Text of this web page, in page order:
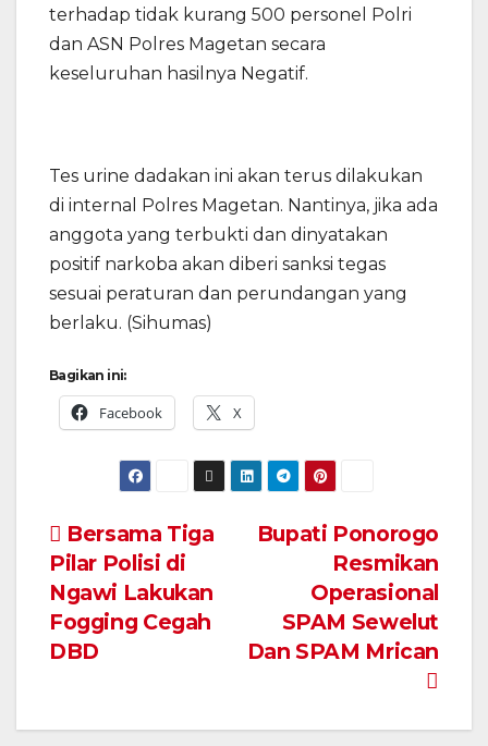
terhadap tidak kurang 500 personel Polri
dan ASN Polres Magetan secara
keseluruhan hasilnya Negatif.
Tes urine dadakan ini akan terus dilakukan
di internal Polres Magetan. Nantinya, jika ada
anggota yang terbukti dan dinyatakan
positif narkoba akan diberi sanksi tegas
sesuai peraturan dan perundangan yang
berlaku. (Sihumas)
Bagikan ini:
Facebook X
Navigasi
pos
Bupati Ponorogo
Resmikan
Operasional
SPAM Sewelut
Dan SPAM Mrican
Bersama Tiga
Pilar Polisi di
Ngawi Lakukan
Fogging Cegah
DBD